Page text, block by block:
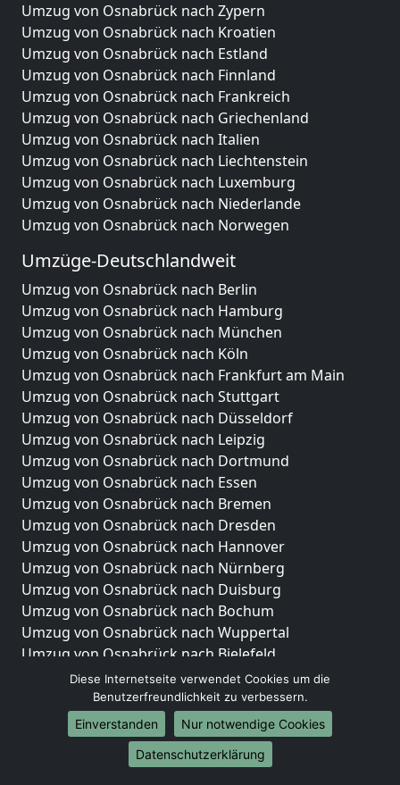
Umzug von Osnabrück nach Zypern
Umzug von Osnabrück nach Kroatien
Umzug von Osnabrück nach Estland
Umzug von Osnabrück nach Finnland
Umzug von Osnabrück nach Frankreich
Umzug von Osnabrück nach Griechenland
Umzug von Osnabrück nach Italien
Umzug von Osnabrück nach Liechtenstein
Umzug von Osnabrück nach Luxemburg
Umzug von Osnabrück nach Niederlande
Umzug von Osnabrück nach Norwegen
Umzüge-Deutschlandweit
Umzug von Osnabrück nach Berlin
Umzug von Osnabrück nach Hamburg
Umzug von Osnabrück nach München
Umzug von Osnabrück nach Köln
Umzug von Osnabrück nach Frankfurt am Main
Umzug von Osnabrück nach Stuttgart
Umzug von Osnabrück nach Düsseldorf
Umzug von Osnabrück nach Leipzig
Umzug von Osnabrück nach Dortmund
Umzug von Osnabrück nach Essen
Umzug von Osnabrück nach Bremen
Umzug von Osnabrück nach Dresden
Umzug von Osnabrück nach Hannover
Umzug von Osnabrück nach Nürnberg
Umzug von Osnabrück nach Duisburg
Umzug von Osnabrück nach Bochum
Umzug von Osnabrück nach Wuppertal
Umzug von Osnabrück nach Bielefeld
Umzug von Osnabrück nach Bonn
Umzug von Osnabrück nach Münster
Internationale-Umzüge
Umzug von Osnabrück nach Brasilien
Diese Internetseite verwendet Cookies um die
Benutzerfreundlichkeit zu verbessern.
Einverstanden
Nur notwendige Cookies
Datenschutzerklärung